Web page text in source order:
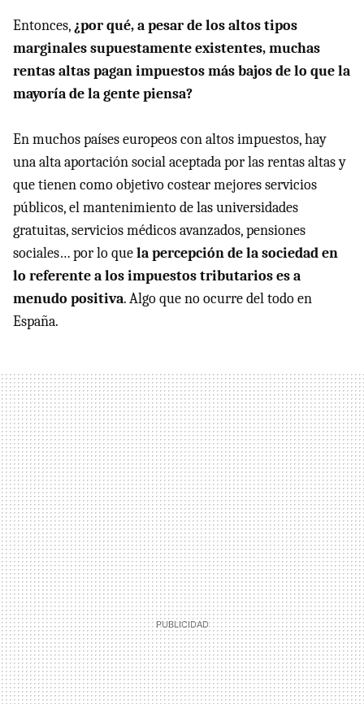
Entonces,¿por qué, a pesar de los altos tipos
marginales supuestamente existentes, muchas
rentas altas pagan impuestos más bajos de lo que la
mayoría de la gente piensa?
En muchos países europeos con altos impuestos, hay
una alta aportación social aceptada por las rentas altas y
que tienen como objetivo costear mejores servicios
públicos, el mantenimiento de las universidades
gratuitas, servicios médicos avanzados, pensiones
sociales… por lo quela percepción de la sociedad en
lo referente a los impuestos tributarios es a
menudo positiva. Algo que no ocurre del todo en
España.